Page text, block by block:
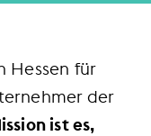
Hessen für
der
ist es,